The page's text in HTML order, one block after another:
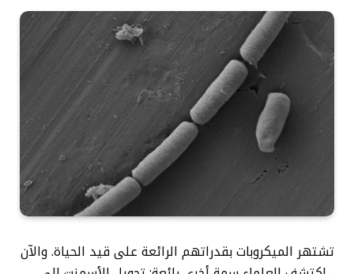
تشتهر الميكروبات بقدراتهم الرائعة على قيد الحياة. والآن